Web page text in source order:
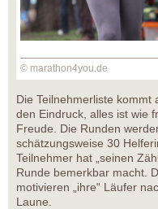
© marathon4you.de
Die Teilnehmerliste kommt
den Eindruck, alles ist wie
Freude. Die Runden
schätzungsweise 30
Teilnehmer hat „seinen
Runde bemerkbar macht.
motivieren „ihre“ Läufer
Laune.